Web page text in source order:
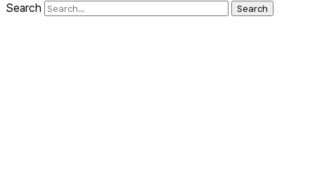
Search
Search